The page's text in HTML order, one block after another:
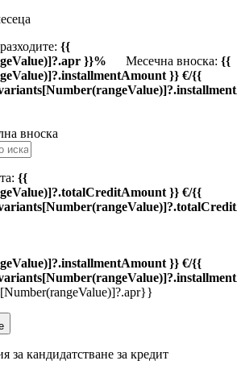
{{
}}%
Месечна вноска: {{
}} €/{{
вноска
{{
}} €/{{
}} €/{{
за кандидатстване за кредит